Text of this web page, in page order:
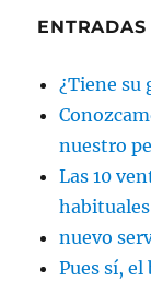
ENTRADAS
¿Tiene su
nuestro
Las 10
nuevo
Pues sí,